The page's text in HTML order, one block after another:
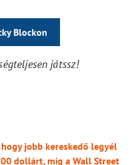
Blockon
játssz!
jobb kereskedő legyél
dollárt, míg a Wall Street